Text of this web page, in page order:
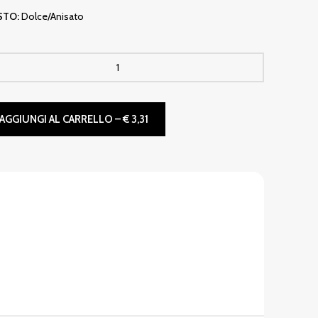
Dolce/Anisato
AL CARRELLO – € 3,31